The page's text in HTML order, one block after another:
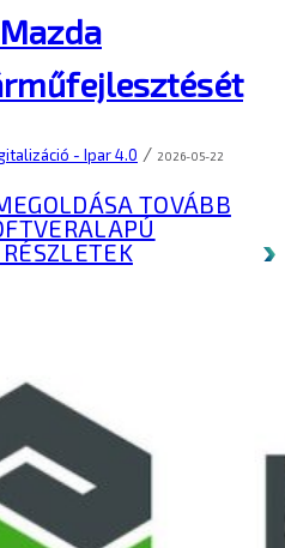
- Ipar 4.0 / 2026-05-22
TOVÁBB
RÉSZLETEK